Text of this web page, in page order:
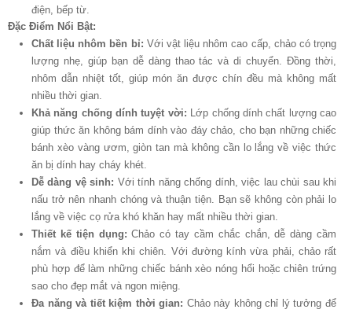
điện, bếp từ.
Đặc Điểm Nổi Bật:
Chất liệu nhôm bền bỉ: Với vật liệu nhôm cao cấp, chảo có trọng
lượng nhẹ, giúp bạn dễ dàng thao tác và di chuyển. Đồng thời,
nhôm dẫn nhiệt tốt, giúp món ăn được chín đều mà không mất
nhiều thời gian.
Khả năng chống dính tuyệt vời: Lớp chống dính chất lượng cao
giúp thức ăn không bám dính vào đáy chảo, cho bạn những chiếc
bánh xèo vàng ươm, giòn tan mà không cần lo lắng về việc thức
ăn bị dính hay cháy khét.
Dễ dàng vệ sinh: Với tính năng chống dính, việc lau chùi sau khi
nấu trở nên nhanh chóng và thuận tiện. Bạn sẽ không còn phải lo
lắng về việc cọ rửa khó khăn hay mất nhiều thời gian.
Thiết kế tiện dụng: Chảo có tay cầm chắc chắn, dễ dàng cầm
nắm và điều khiển khi chiên. Với đường kính vừa phải, chảo rất
phù hợp để làm những chiếc bánh xèo nóng hổi hoặc chiên trứng
sao cho đẹp mắt và ngon miệng.
Đa năng và tiết kiệm thời gian: Chảo này không chỉ lý tưởng để